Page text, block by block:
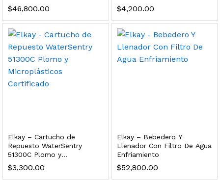
$46,800.00 $4,200.00
Elkay – Cartucho de
Repuesto WaterSentry
51300C Plomo y
Microplásticos Certificado
$3,300.00
Elkay – Bebedero Y
Llenador Con Filtro De Agua
Enfriamiento
$52,800.00
Leer más
y filtración Welltek WT-WDF-30M